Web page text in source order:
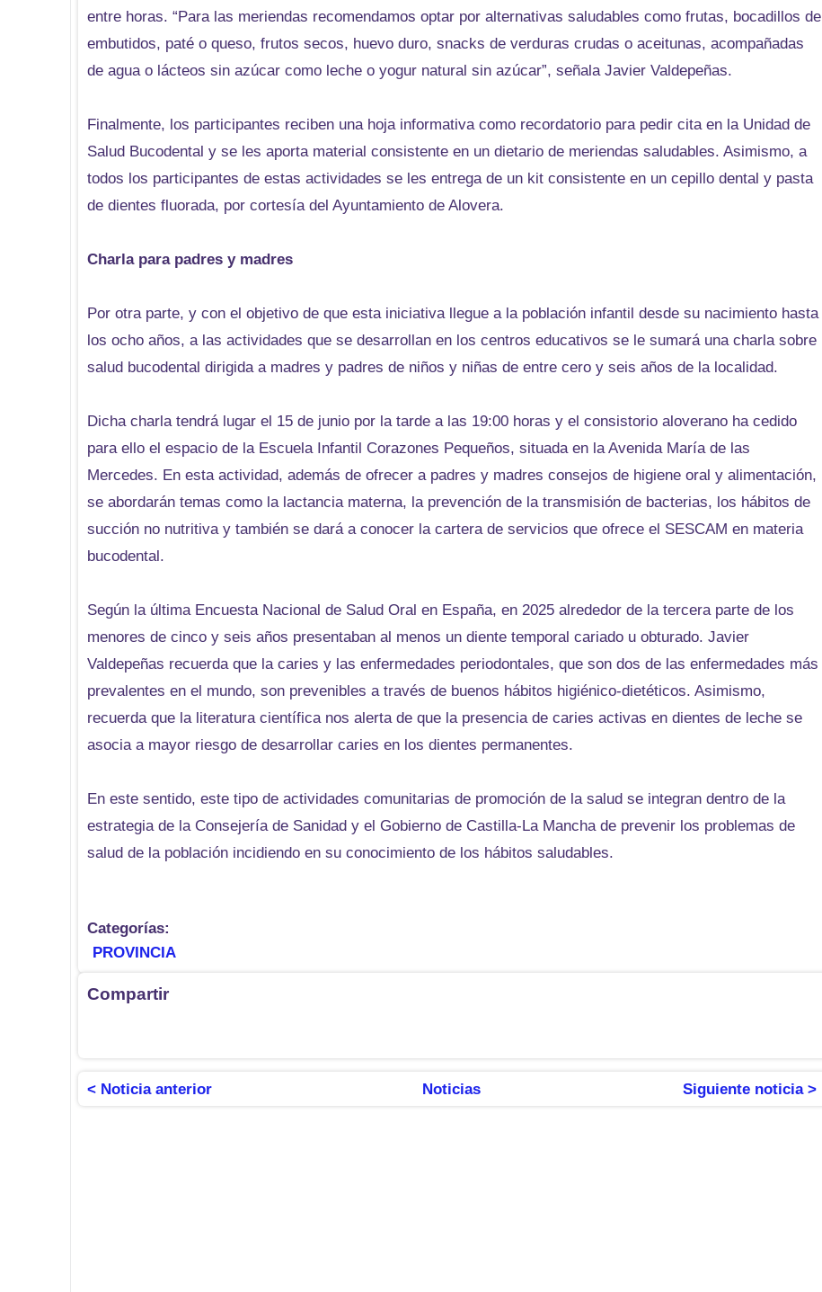
entre horas. “Para las meriendas recomendamos optar por alternativas saludables como frutas, bocadillos de
embutidos, paté o queso, frutos secos, huevo duro, snacks de verduras crudas o aceitunas, acompañadas
de agua o lácteos sin azúcar como leche o yogur natural sin azúcar”, señala Javier Valdepeñas.
Finalmente, los participantes reciben una hoja informativa como recordatorio para pedir cita en la Unidad de
Salud Bucodental y se les aporta material consistente en un dietario de meriendas saludables. Asimismo, a
todos los participantes de estas actividades se les entrega de un kit consistente en un cepillo dental y pasta
de dientes fluorada, por cortesía del Ayuntamiento de Alovera.
Charla para padres y madres
Por otra parte, y con el objetivo de que esta iniciativa llegue a la población infantil desde su nacimiento hasta
los ocho años, a las actividades que se desarrollan en los centros educativos se le sumará una charla sobre
salud bucodental dirigida a madres y padres de niños y niñas de entre cero y seis años de la localidad.
Dicha charla tendrá lugar el 15 de junio por la tarde a las 19:00 horas y el consistorio aloverano ha cedido
para ello el espacio de la Escuela Infantil Corazones Pequeños, situada en la Avenida María de las
Mercedes. En esta actividad, además de ofrecer a padres y madres consejos de higiene oral y alimentación,
se abordarán temas como la lactancia materna, la prevención de la transmisión de bacterias, los hábitos de
succión no nutritiva y también se dará a conocer la cartera de servicios que ofrece el SESCAM en materia
bucodental.
Según la última Encuesta Nacional de Salud Oral en España, en 2025 alrededor de la tercera parte de los
menores de cinco y seis años presentaban al menos un diente temporal cariado u obturado. Javier
Valdepeñas recuerda que la caries y las enfermedades periodontales, que son dos de las enfermedades más
prevalentes en el mundo, son prevenibles a través de buenos hábitos higiénico-dietéticos. Asimismo,
recuerda que la literatura científica nos alerta de que la presencia de caries activas en dientes de leche se
asocia a mayor riesgo de desarrollar caries en los dientes permanentes.
En este sentido, este tipo de actividades comunitarias de promoción de la salud se integran dentro de la
estrategia de la Consejería de Sanidad y el Gobierno de Castilla-La Mancha de prevenir los problemas de
salud de la población incidiendo en su conocimiento de los hábitos saludables.
Categorías:
PROVINCIA
Compartir
< Noticia anterior Noticias Siguiente noticia >